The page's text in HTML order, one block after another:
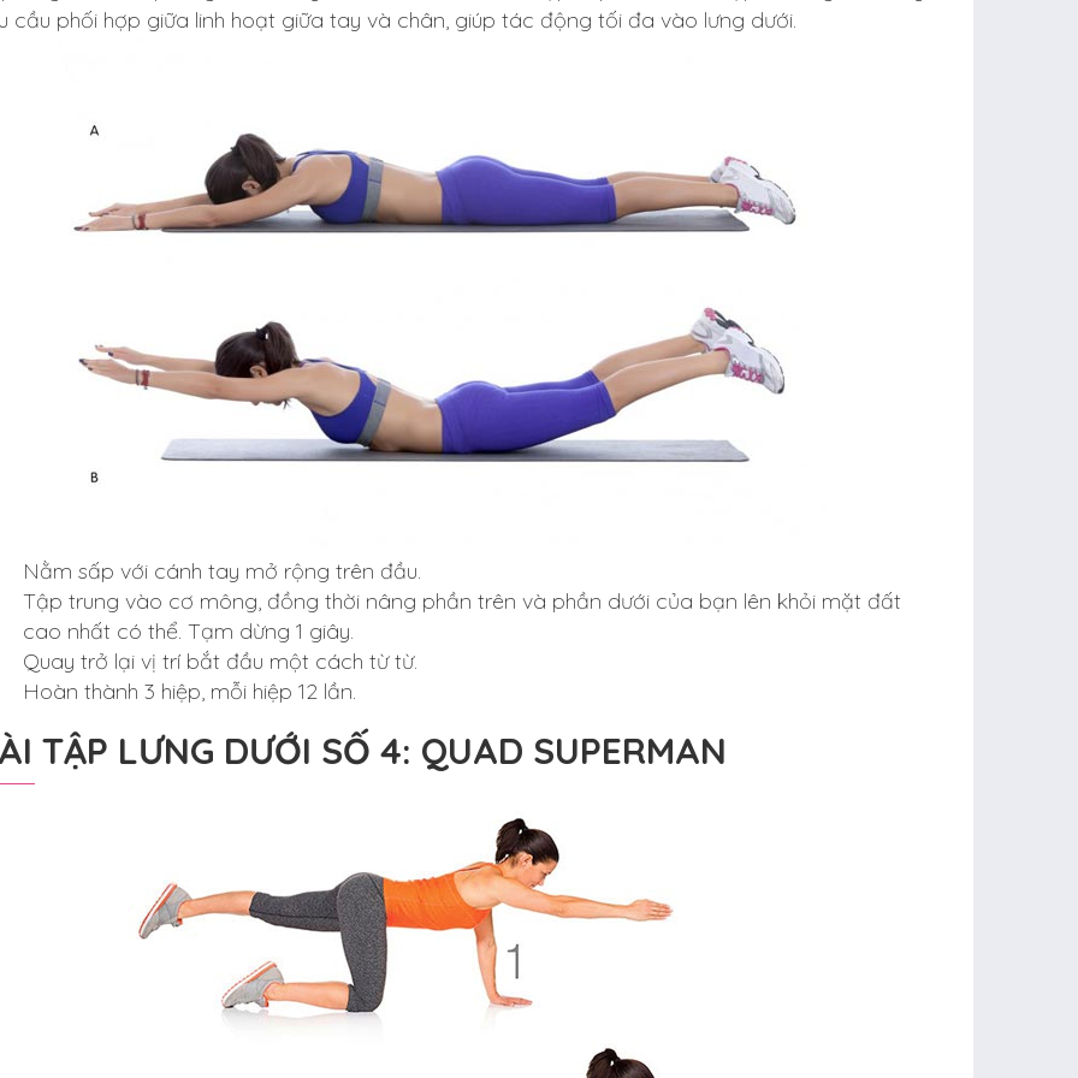
cầu phối hợp giữa linh hoạt giữa tay và chân, giúp tác động tối đa vào lưng dưới.
Nằm sấp với cánh tay mở rộng trên đầu.
Tập trung vào cơ mông, đồng thời nâng phần trên và phần dưới của bạn lên khỏi mặt đất
cao nhất có thể. Tạm dừng 1 giây.
Quay trở lại vị trí bắt đầu một cách từ từ.
Hoàn thành 3 hiệp, mỗi hiệp 12 lần.
TẬP LƯNG DƯỚI SỐ 4: QUAD SUPERMAN